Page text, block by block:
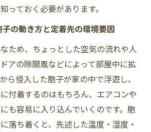
っておく必要があります。
の動き方と定着先の環境要因
ため、ちょっとした空気の流れや人
アの隙間風などによって部屋中に拡
ら侵入した胞子が家の中で浮遊し、
付着するのはもちろん、エアコンや
も容易に入り込んでいくのです。胞
落ち着くと、先述した温度・湿度・